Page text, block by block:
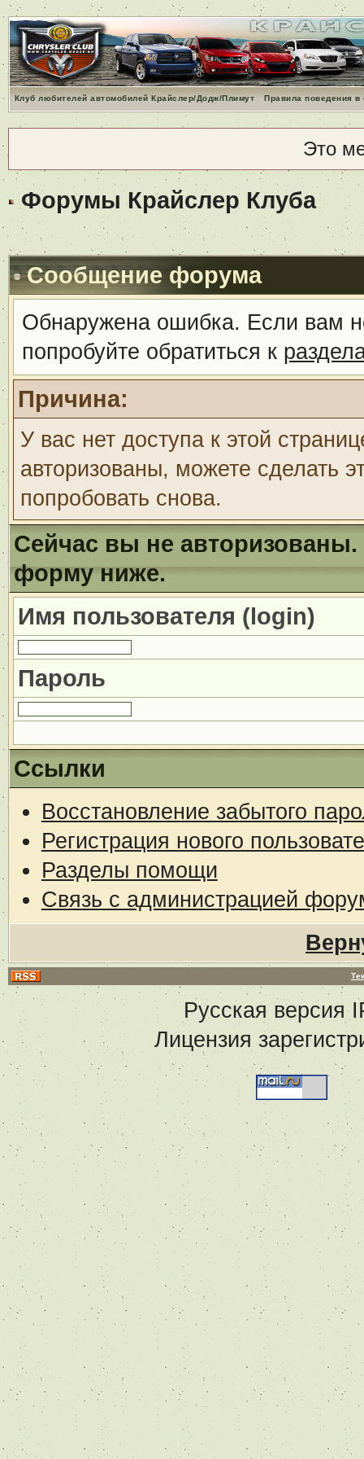
Клуб любителей автомобилей Крайслер/Додж/Плимут Правила поведения
Это
Форумы Крайслер Клуба
Сообщение форума
Обнаружена ошибка. Если вам
попробуйте обратиться к
Причина:
У вас нет доступа к этой
авторизованы, можете сделать
попробовать снова.
Сейчас вы не авторизованы.
форму ниже.
Имя пользователя (login)
Пароль
Ссылки
Восстановление забытого
Регистрация нового
Разделы помощи
Связь с администрацией
Русская версия
Лицензия